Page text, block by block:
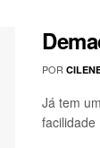
POR
Já tem
facilidade